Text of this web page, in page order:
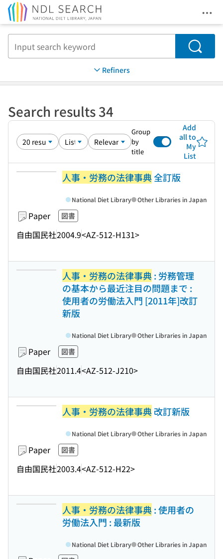
Search
Refiners
Search results 34
Group
by
title
Add
all to
My
List
人事・労務の法律事典全訂版
Paper 図書
自由国民社2004.9<AZ-512-H131>
National Diet Library Other Libraries in Japan
人事・労務の法律事典: 労務管理
の基本から最近注目の問題まで :
使用者の労働法入門 [2011年]改訂
新版
Paper 図書
自由国民社2011.4<AZ-512-J210>
National Diet Library Other Libraries in Japan
人事・労務の法律事典改訂新版
Paper 図書
自由国民社2003.4<AZ-512-H22>
National Diet Library Other Libraries in Japan
人事・労務の法律事典: 使用者の
労働法入門 : 最新版
National Diet Library Other Libraries in Japan